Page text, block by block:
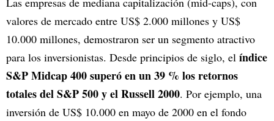
valores de mercado entre US$ 2.000 millones y US$
10.000 millones, demostraron ser un segmento atractivo
para los inversionistas. Desde principios de siglo, el índice
S&P Midcap 400 superó en un 39 % los retornos
totales del S&P 500 y el Russell 2000. Por ejemplo, una
inversión de US$ 10.000 en mayo de 2000 en el fondo